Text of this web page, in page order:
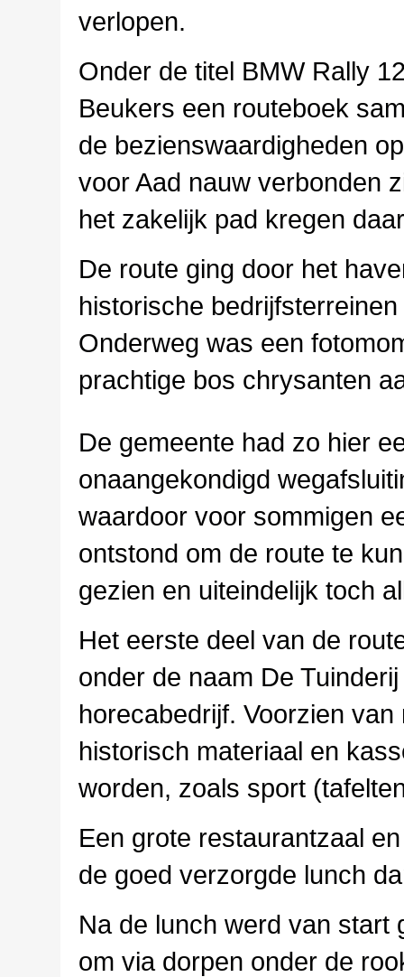
verlopen.
Onder de titel BMW Rally
Beukers een routeboek
de bezienswaardigheden
voor Aad nauw verbonden
het zakelijk pad kregen
De route ging door het
historische
Onderweg was een
prachtige bos chrysanten
De gemeente had zo hier
onaangekondigd
waardoor voor sommigen
ontstond om de route te
gezien en uiteindelijk toch
Het eerste deel van de
onder de naam De
horecabedrijf. Voorzien
historisch materiaal en
worden, zoals sport
Een grote restaurantzaal
de goed verzorgde lunch
Na de lunch werd van start
om via dorpen onder de